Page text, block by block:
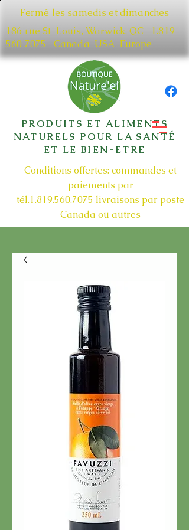
Fermé les samedis et dimanches
186 rue St-Louis, Warwick, QC​ 1.819
560 7075
Canada-USA-Europe
PRODUITS ET ALIMENTS
NATURELS POUR LA SANTÉ
ET LE BIEN-ETRE
Conditions offertes: commandes et
paiements par
tél.1.819.560.7075 livraisons par poste
Canada ou autres